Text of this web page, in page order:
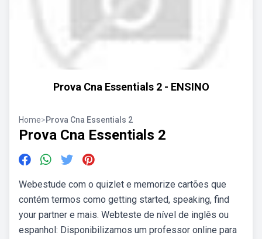
Prova Cna Essentials 2 - ENSINO
Home>Prova Cna Essentials 2
Prova Cna Essentials 2
Webestude com o quizlet e memorize cartões que
contém termos como getting started, speaking, find
your partner e mais. Webteste de nível de inglês ou
espanhol: Disponibilizamos um professor online para